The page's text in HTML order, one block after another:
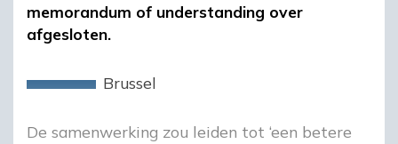
memorandum of understanding over
afgesloten.
Brussel
De samenwerking zou leiden tot ‘een betere